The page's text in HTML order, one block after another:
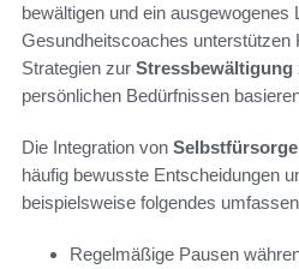
bewältigen und ein ausgewogenes
Gesundheitscoaches unterstützen
Strategien zur Stressbewältigung
persönlichen Bedürfnissen
Die Integration von Selbstfürsorge
häufig bewusste Entscheidungen
beispielsweise folgendes
Regelmäßige Pausen